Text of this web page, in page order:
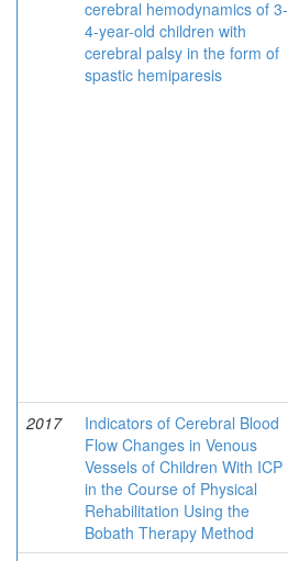
cerebral hemodynamics of 3-
4-year-old children with
cerebral palsy in the form of
spastic hemiparesis
2017
Indicators of Cerebral Blood
Flow Changes in Venous
Vessels of Children With ICP
in the Course of Physical
Rehabilitation Using the
Bobath Therapy Method